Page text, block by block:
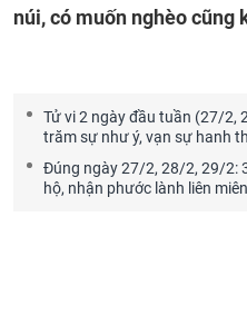
núi, có muốn nghèo cũng
Tử vi 2 ngày đầu tuần (27/2,
trăm sự như ý, vạn sự hanh
Đúng ngày 27/2, 28/2, 29/2:
hộ, nhận phước lành liên